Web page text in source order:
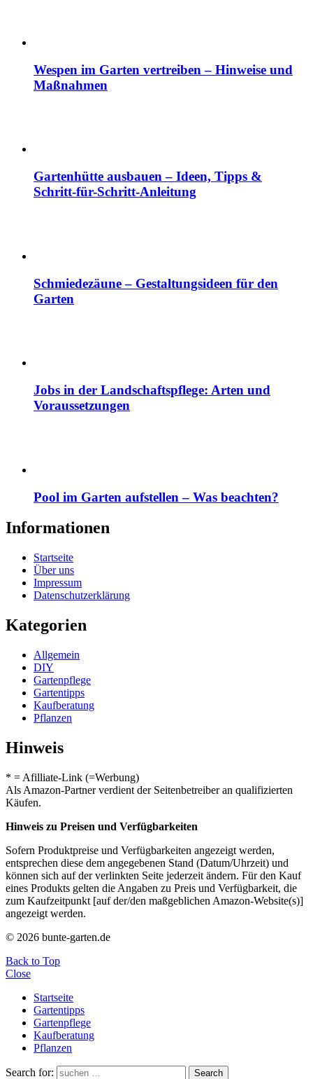
Wespen im Garten vertreiben – Hinweise und
Maßnahmen
Gartenhütte ausbauen – Ideen, Tipps &
Schritt-für-Schritt-Anleitung
Schmiedezäune – Gestaltungsideen für den
Garten
Jobs in der Landschaftspflege: Arten und
Voraussetzungen
Pool im Garten aufstellen – Was beachten?
Informationen
Startseite
Über uns
Impressum
Datenschutzerklärung
Kategorien
Allgemein
DIY
Gartenpflege
Gartentipps
Kaufberatung
Pflanzen
Hinweis
* = Afilliate-Link (=Werbung)
Als Amazon-Partner verdient der Seitenbetreiber an qualifizierten
Käufen.
Hinweis zu Preisen und Verfügbarkeiten
Sofern Produktpreise und Verfügbarkeiten angezeigt werden,
entsprechen diese dem angegebenen Stand (Datum/Uhrzeit) und
können sich auf der verlinkten Seite jederzeit ändern. Für den Kauf
eines Produkts gelten die Angaben zu Preis und Verfügbarkeit, die
zum Kaufzeitpunkt [auf der/den maßgeblichen Amazon-Website(s)]
angezeigt werden.
© 2026 bunte-garten.de
Back to Top
Close
Startseite
Gartentipps
Gartenpflege
Kaufberatung
Pflanzen
Search for: Search